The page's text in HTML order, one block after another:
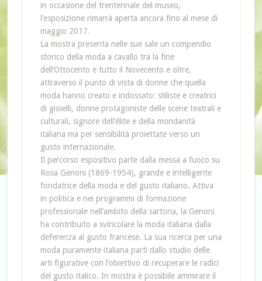
in occasione del trentennale del museo,
l’esposizione rimarrà aperta ancora fino al mese di
maggio 2017.
La mostra presenta nelle sue sale un compendio
storico della moda a cavallo tra la fine
dell’Ottocento e tutto il Novecento e oltre,
attraverso il punto di vista di donne che quella
moda hanno creato e indossato: stiliste e creatrici
di gioielli, donne protagoniste delle scene teatrali e
culturali, signore dell’élite e della mondanità
italiana ma per sensibilità proiettate verso un
gusto internazionale.
Il percorso espositivo parte dalla messa a fuoco su
Rosa Genoni (1869-1954), grande e intelligente
fondatrice della moda e del gusto italiano. Attiva
in politica e nei programmi di formazione
professionale nell’ambito della sartoria, la Genoni
ha contribuito a svincolare la moda italiana dalla
deferenza al gusto francese. La sua ricerca per una
moda puramente italiana partì dallo studio delle
arti figurative con l’obiettivo di recuperare le radici
del gusto italico. In mostra è possibile ammirare il